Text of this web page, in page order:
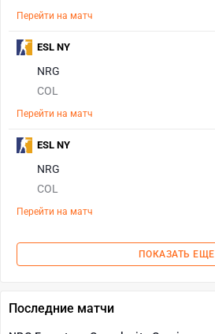
Перейти на матч
NRG
COL
Перейти на матч
ESL NY
NRG
COL
Перейти на матч
ESL NY
ПОКАЗАТЬ ЕЩЕ
Последние матчи